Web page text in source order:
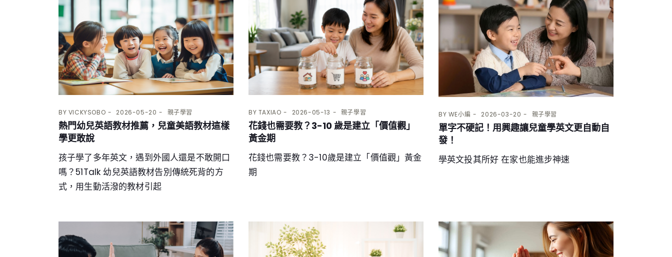
BY VICKYSOBO 2026-05-20 親子學習
熱門幼兒英語教材推薦，兒童美語教材這樣
學更敢說
孩子學了多年英文，遇到外國人還是不敢開口
嗎？51Talk 幼兒英語教材告別傳統死背的方
式，用生動活潑的教材引起
BY TAXIAO 2026-05-13 親子學習
花錢也需要教？3-10 歲是建立「價值觀」
黃金期
花錢也需要教？3-10歲是建立「價值觀」黃金
期
BY WE小編 2026-03-20 親子學習
單字不硬記！用興趣讓兒童學英文更自動自
發！
學英文投其所好 在家也能進步神速